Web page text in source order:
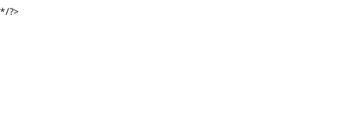
*/?>